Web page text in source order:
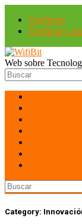
Contacto
Comprar
Web sobre
Category: